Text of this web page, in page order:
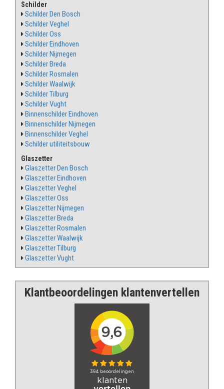
Schilder
Schilder Den Bosch
Schilder Veghel
Schilder Oss
Schilder Eindhoven
Schilder Nijmegen
Schilder Breda
Schilder Rosmalen
Schilder Waalwijk
Schilder Tilburg
Schilder Vught
Binnenschilder Eindhoven
Binnenschilder Nijmegen
Binnenschilder Veghel
Schilder utiliteitsbouw
Glaszetter
Glaszetter Den Bosch
Glaszetter Eindhoven
Glaszetter Veghel
Glaszetter Oss
Glaszetter Nijmegen
Glaszetter Breda
Glaszetter Rosmalen
Glaszetter Waalwijk
Glaszetter Tilburg
Glaszetter Vught
Klantbeoordelingen klantenvertellen